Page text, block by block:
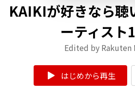
KAIKIが好きなら聴
ーティスト
Edited by Rakuten
はじめから再生